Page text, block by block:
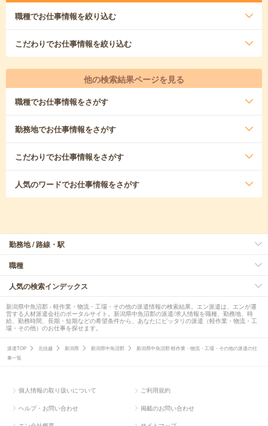
職種でお仕事情報を絞り込む
こだわりでお仕事情報を絞り込む
他の検索結果ページを見る
職種でお仕事情報をさがす
勤務地でお仕事情報をさがす
こだわりでお仕事情報をさがす
人気のワードでお仕事情報をさがす
勤務地 / 路線・駅
職種
人気の検索インデックス
新潟県中魚沼郡 - 軽作業・物流・工場・その他の派遣情報の検索結果。エン派遣は、エンが運
営する人材派遣会社のポータルサイト。新潟県中魚沼郡の派遣/求人情報を職種、勤務地、時
給、勤務時間、長期・短期などの希望条件から、あなたにピッタリの派遣（軽作業・物流・工
場・その他）のお仕事を探せます。
派遣TOP 北信越 新潟県 新潟県中魚沼郡
新潟県中魚沼郡 軽作業・物流・工場・その他の派遣の仕
事一覧
個人情報の取り扱いについて ご利用規約
ヘルプ・お問い合わせ 掲載のお問い合わせ